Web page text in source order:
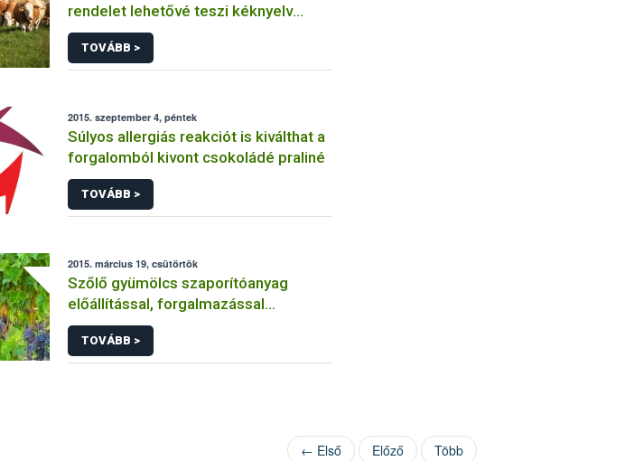
rendelet lehetővé teszi kéknyelv
vakcinázás állami támogatását
TOVÁBB >
2015. szeptember 4, péntek
Súlyos allergiás reakciót is kiválthat a
forgalomból kivont csokoládé praliné
TOVÁBB >
2015. március 19, csütörtök
Szőlő gyümölcs szaporítóanyag
előállítással, forgalmazással
kapcsolatos tevékenységek
engedélyezése, nyilvántartásba
vétele
TOVÁBB >
← Első Előző Több